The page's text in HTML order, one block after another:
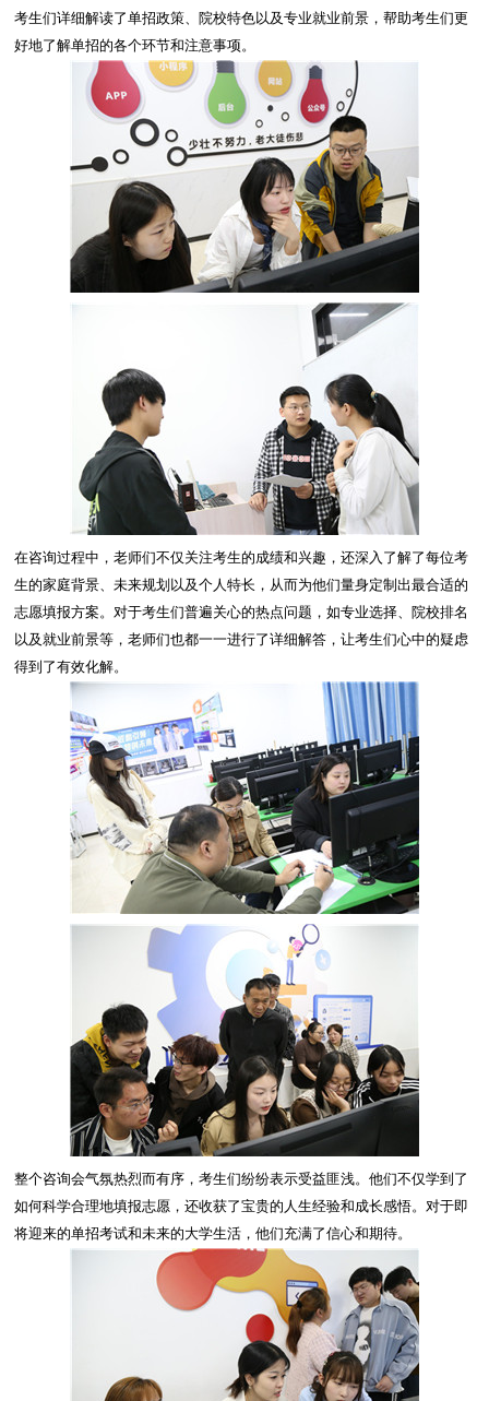
考生们详细解读了单招政策、院校特色以及专业就业前景，帮助考生们更
好地了解单招的各个环节和注意事项。
在咨询过程中，老师们不仅关注考生的成绩和兴趣，还深入了解了每位考
生的家庭背景、未来规划以及个人特长，从而为他们量身定制出最合适的
志愿填报方案。对于考生们普遍关心的热点问题，如专业选择、院校排名
以及就业前景等，老师们也都一一进行了详细解答，让考生们心中的疑虑
得到了有效化解。
整个咨询会气氛热烈而有序，考生们纷纷表示受益匪浅。他们不仅学到了
如何科学合理地填报志愿，还收获了宝贵的人生经验和成长感悟。对于即
将迎来的单招考试和未来的大学生活，他们充满了信心和期待。